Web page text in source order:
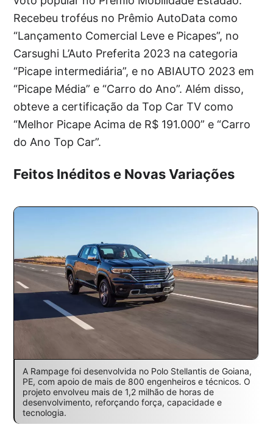
Recebeu troféus no Prêmio AutoData como
“Lançamento Comercial Leve e Picapes”, no
Carsughi L’Auto Preferita 2023 na categoria
“Picape intermediária”, e no ABIAUTO 2023 em
“Picape Média” e “Carro do Ano”. Além disso,
obteve a certificação da Top Car TV como
“Melhor Picape Acima de R$ 191.000” e “Carro
do Ano Top Car”.
Feitos Inéditos e Novas Variações
A Rampage foi desenvolvida no Polo Stellantis de Goiana,
PE, com apoio de mais de 800 engenheiros e técnicos. O
projeto envolveu mais de 1,2 milhão de horas de
desenvolvimento, reforçando força, capacidade e
tecnologia.